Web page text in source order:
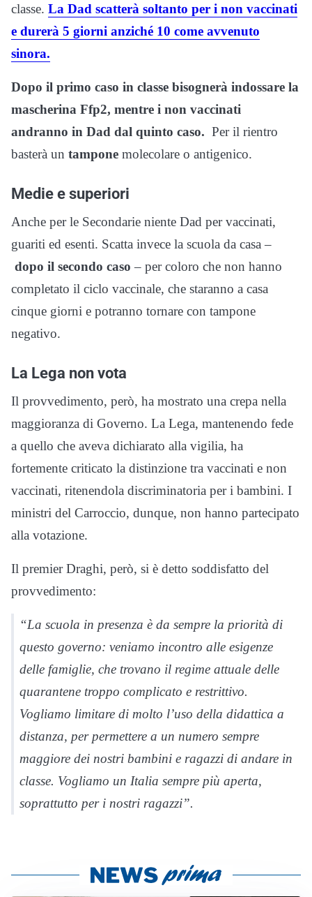
classe. La Dad scatterà soltanto per i non vaccinati
e durerà 5 giorni anziché 10 come avvenuto
sinora.
Dopo il primo caso in classe bisognerà indossare la
mascherina Ffp2, mentre i non vaccinati
andranno in Dad dal quinto caso. Per il rientro
basterà un tampone molecolare o antigenico.
Medie e superiori
Anche per le Secondarie niente Dad per vaccinati,
guariti ed esenti. Scatta invece la scuola da casa –
dopo il secondo caso – per coloro che non hanno
completato il ciclo vaccinale, che staranno a casa
cinque giorni e potranno tornare con tampone
negativo.
La Lega non vota
Il provvedimento, però, ha mostrato una crepa nella
maggioranza di Governo. La Lega, mantenendo fede
a quello che aveva dichiarato alla vigilia, ha
fortemente criticato la distinzione tra vaccinati e non
vaccinati, ritenendola discriminatoria per i bambini. I
ministri del Carroccio, dunque, non hanno partecipato
alla votazione.
Il premier Draghi, però, si è detto soddisfatto del
provvedimento:
“La scuola in presenza è da sempre la priorità di
questo governo: veniamo incontro alle esigenze
delle famiglie, che trovano il regime attuale delle
quarantene troppo complicato e restrittivo.
Vogliamo limitare di molto l’uso della didattica a
distanza, per permettere a un numero sempre
maggiore dei nostri bambini e ragazzi di andare in
classe. Vogliamo un Italia sempre più aperta,
soprattutto per i nostri ragazzi”.